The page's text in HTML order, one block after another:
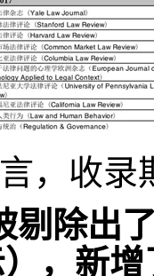
，收录
剔除出
，新